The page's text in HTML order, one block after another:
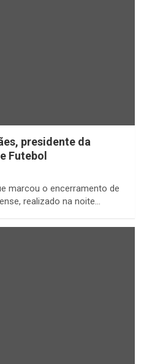
presidente da
Futebol
marcou o encerramento de
realizado na noite…